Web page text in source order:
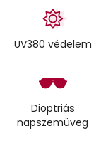
UV380 védelem
Dioptriás
napszemüveg